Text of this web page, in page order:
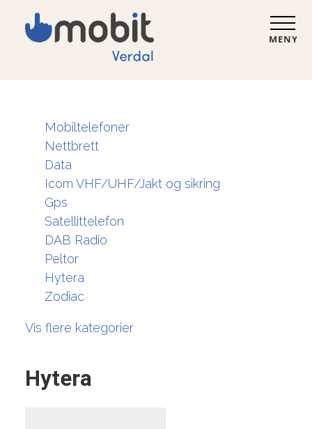
MENY
Mobiltelefoner
Nettbrett
Data
Icom VHF/UHF/Jakt og sikring
Gps
Satellittelefon
DAB Radio
Peltor
Hytera
Zodiac
Vis flere kategorier
Hytera